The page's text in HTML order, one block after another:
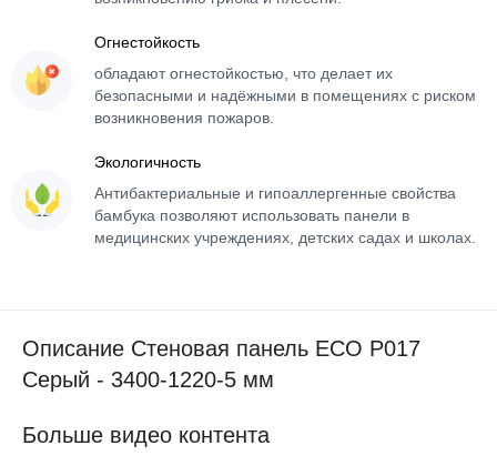
Огнестойкость
обладают огнестойкостью, что делает их
безопасными и надёжными в помещениях с риском
возникновения пожаров.
Экологичность
Антибактериальные и гипоаллергенные свойства
бамбука позволяют использовать панели в
медицинских учреждениях, детских садах и школах.
Описание Стеновая панель ECO P017
Серый - 3400-1220-5 мм
Больше видео контента